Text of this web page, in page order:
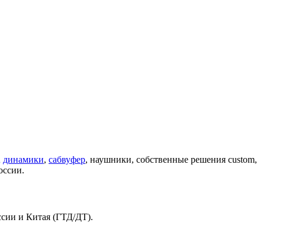
динамики, сабвуфер, наушники, собственные решения custom,
и Китая (ГТД/ДТ).